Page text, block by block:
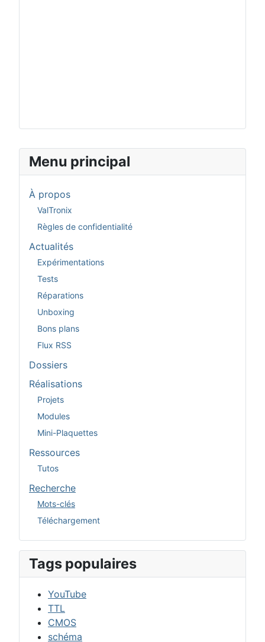
Menu principal
À propos
ValTronix
Règles de confidentialité
Actualités
Expérimentations
Tests
Réparations
Unboxing
Bons plans
Flux RSS
Dossiers
Réalisations
Projets
Modules
Mini-Plaquettes
Ressources
Tutos
Recherche
Mots-clés
Téléchargement
Tags populaires
YouTube
TTL
CMOS
schéma